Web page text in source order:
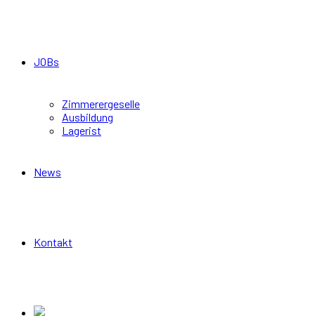
JOBs
Zimmerergeselle
Ausbildung
Lagerist
News
Kontakt